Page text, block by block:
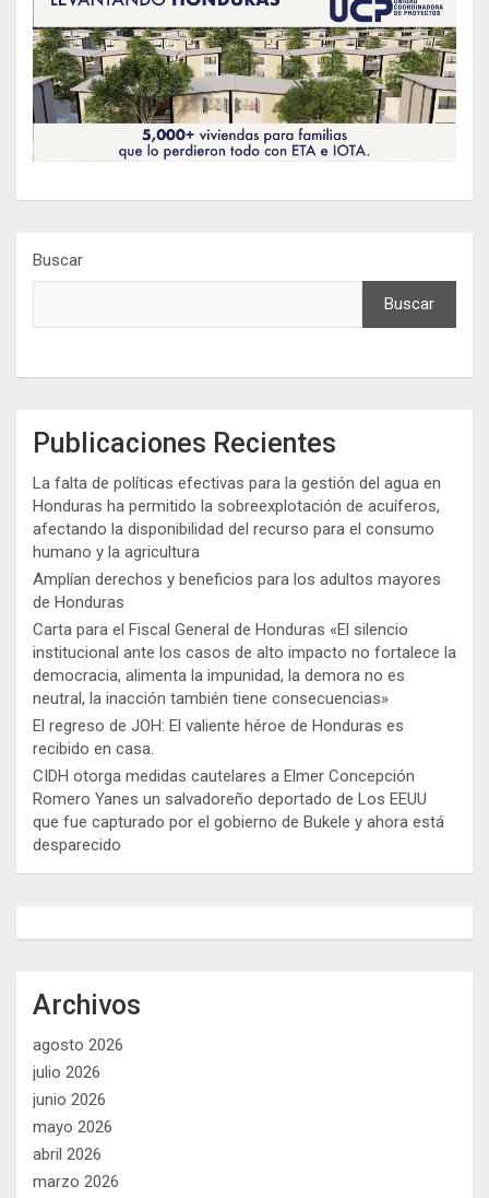
Buscar
Buscar
Publicaciones Recientes
La falta de políticas efectivas para la gestión del agua en
Honduras ha permitido la sobreexplotación de acuíferos,
afectando la disponibilidad del recurso para el consumo
humano y la agricultura
Amplían derechos y beneficios para los adultos mayores
de Honduras
Carta para el Fiscal General de Honduras «El silencio
institucional ante los casos de alto impacto no fortalece la
democracia, alimenta la impunidad, la demora no es
neutral, la inacción también tiene consecuencias»
El regreso de JOH: El valiente héroe de Honduras es
recibido en casa.
CIDH otorga medidas cautelares a Elmer Concepción
Romero Yanes un salvadoreño deportado de Los EEUU
que fue capturado por el gobierno de Bukele y ahora está
desparecido
Archivos
agosto 2026
julio 2026
junio 2026
mayo 2026
abril 2026
marzo 2026